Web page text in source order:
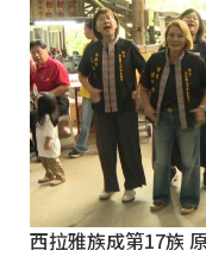
西拉雅族成第17族